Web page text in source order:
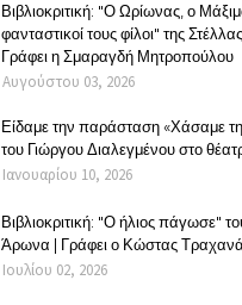
Βιβλιοκριτική: "Ο Ωρίωνας, ο
φανταστικοί τους φίλοι" της
Γράφει η Σμαραγδή Μητροπούλου
Αυγούστου 03, 2026
Είδαμε την παράσταση «Χάσαμε
του Γιώργου Διαλεγμένου στο
Ιανουαρίου 10, 2026
Βιβλιοκριτική: "Ο ήλιος πάγωσε"
Άρωνα | Γράφει ο Κώστας
Ιουλίου 02, 2026